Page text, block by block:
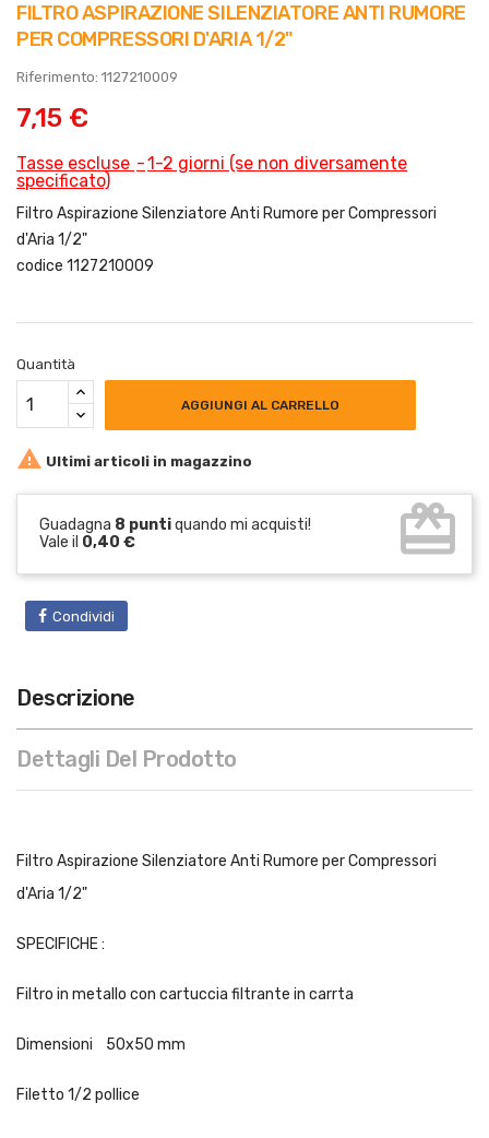
FILTRO ASPIRAZIONE SILENZIATORE ANTI RUMORE
PER COMPRESSORI D'ARIA 1/2"
Riferimento: 1127210009
7,15 €
Tasse escluse
1-2 giorni (se non diversamente
specificato)
Filtro Aspirazione Silenziatore Anti Rumore per Compressori
d'Aria 1/2"
codice 1127210009
Quantità
AGGIUNGI AL CARRELLO
 Ultimi articoli in magazzino
Guadagna 8 puntiquando mi acquisti!
Vale il 0,40 € card_giftcard
Condividi
Descrizione
Dettagli Del Prodotto
Filtro Aspirazione Silenziatore Anti Rumore per Compressori
d'Aria 1/2"
SPECIFICHE :
Filtro in metallo con cartuccia filtrante in carrta
Dimensioni 50x50 mm
Filetto 1/2 pollice